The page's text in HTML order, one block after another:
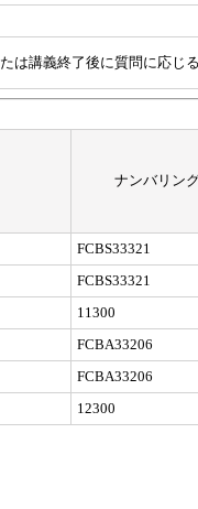
は講義終了後に質問に応じ
ナンバリン
FCBS33321
FCBS33321
11300
FCBA33206
FCBA33206
12300